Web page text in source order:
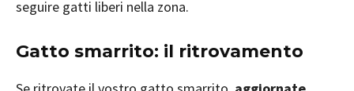
seguire gatti liberi nella zona.
Gatto smarrito: il ritrovamento